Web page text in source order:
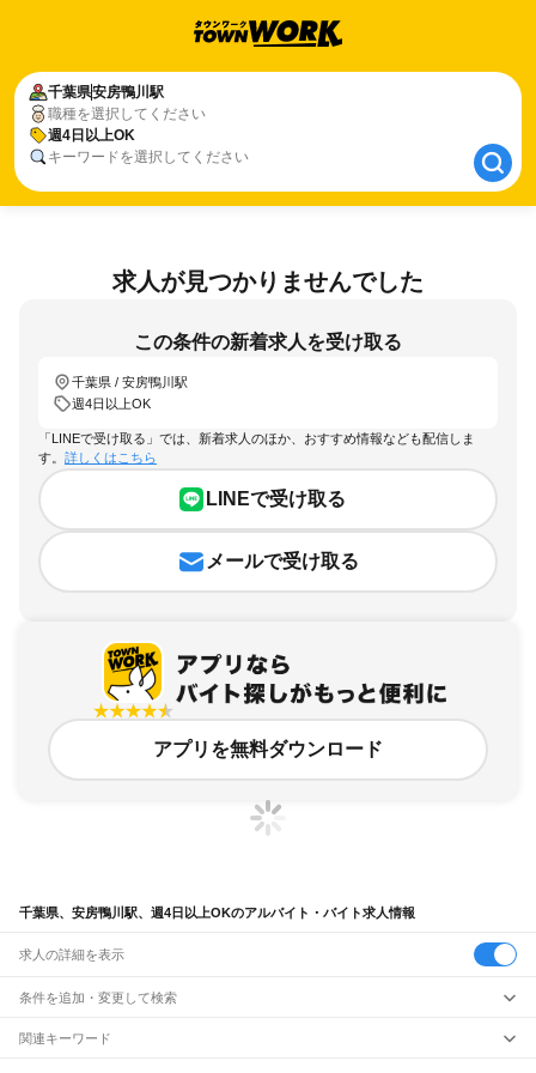
千葉県安房鴨川駅
職種を選択してください
週4日以上OK
キーワードを選択してください
千葉県安房鴨川駅
週4日以上OK
求人が見つかりませんでした
この条件の新着求人を受け取る
千葉県 / 安房鴨川駅
週4日以上OK
「LINEで受け取る」では、新着求人のほか、おすすめ情報なども配信しま
す。 詳しくはこちら
LINEで受け取る
メールで受け取る
アプリを無料ダウンロード
千葉県、安房鴨川駅、週4日以上OKのアルバイト・バイト求人情報
求人の詳細を表示
条件を追加・変更して検索
市区町村を追加・変更
関連キーワード